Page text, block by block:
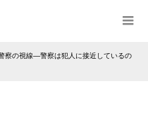
察の視線—警察は犯人に接近しているの